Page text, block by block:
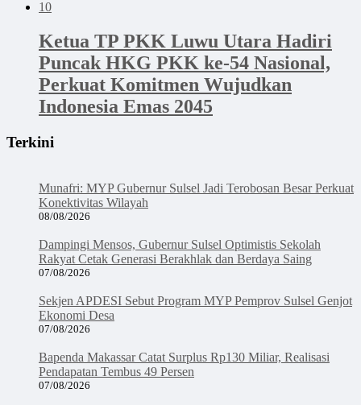
10
Ketua TP PKK Luwu Utara Hadiri
Puncak HKG PKK ke-54 Nasional,
Perkuat Komitmen Wujudkan
Indonesia Emas 2045
Terkini
Munafri: MYP Gubernur Sulsel Jadi Terobosan Besar Perkuat
Konektivitas Wilayah
08/08/2026
Dampingi Mensos, Gubernur Sulsel Optimistis Sekolah
Rakyat Cetak Generasi Berakhlak dan Berdaya Saing
07/08/2026
Sekjen APDESI Sebut Program MYP Pemprov Sulsel Genjot
Ekonomi Desa
07/08/2026
Bapenda Makassar Catat Surplus Rp130 Miliar, Realisasi
Pendapatan Tembus 49 Persen
07/08/2026